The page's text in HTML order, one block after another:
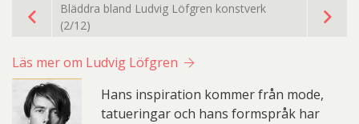
Bläddra bland Ludvig Löfgren konstverk
(2/12)
Läs mer om Ludvig Löfgren
Hans inspiration kommer från mode,
tatueringar och hans formspråk har